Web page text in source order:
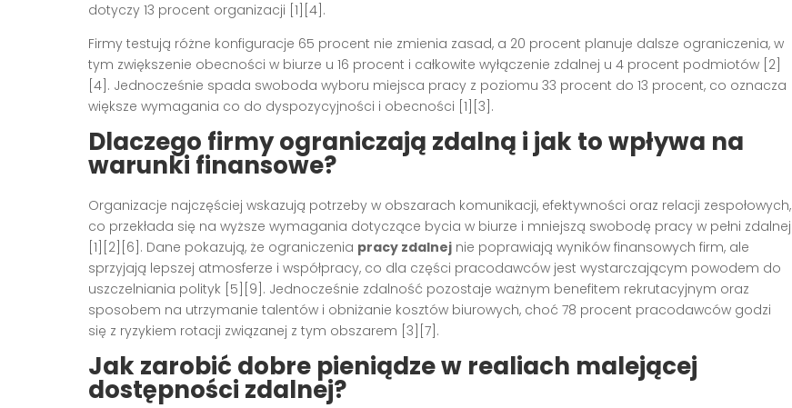
dotyczy 13 procent organizacji [1][4].
Firmy testują różne konfiguracje 65 procent nie zmienia zasad, a 20 procent planuje dalsze ograniczenia, w
tym zwiększenie obecności w biurze u 16 procent i całkowite wyłączenie zdalnej u 4 procent podmiotów [2]
[4]. Jednocześnie spada swoboda wyboru miejsca pracy z poziomu 33 procent do 13 procent, co oznacza
większe wymagania co do dyspozycyjności i obecności [1][3].
Dlaczego firmy ograniczają zdalną i jak to wpływa na
warunki finansowe?
Organizacje najczęściej wskazują potrzeby w obszarach komunikacji, efektywności oraz relacji zespołowych,
co przekłada się na wyższe wymagania dotyczące bycia w biurze i mniejszą swobodę pracy w pełni zdalnej
[1][2][6]. Dane pokazują, że ograniczenia pracy zdalnej nie poprawiają wyników finansowych firm, ale
sprzyjają lepszej atmosferze i współpracy, co dla części pracodawców jest wystarczającym powodem do
uszczelniania polityk [5][9]. Jednocześnie zdalność pozostaje ważnym benefitem rekrutacyjnym oraz
sposobem na utrzymanie talentów i obniżanie kosztów biurowych, choć 78 procent pracodawców godzi
się z ryzykiem rotacji związanej z tym obszarem [3][7].
Jak zarobić dobre pieniądze w realiach malejącej
dostępności zdalnej?